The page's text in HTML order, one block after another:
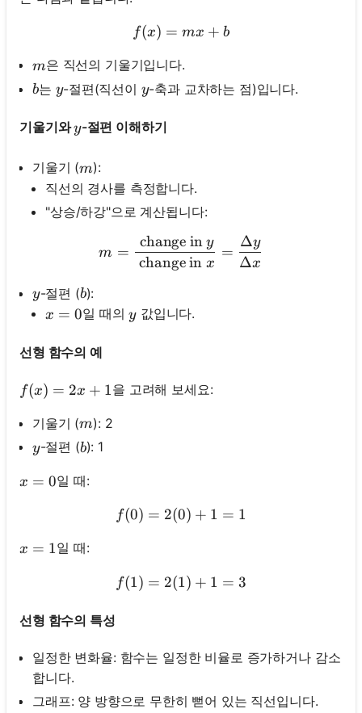
f(x)=m x+b
f(x) = mx + b
m
m은 직선의 기울기입니다.
b
b는 y
y-절편(직선이 y
y-축과 교차하는 점)입니다.
기울기와y
y-절편 이해하기
기울기 (m
m):
직선의 경사를 측정합니다.
"상승/하강"으로 계산됩니다:
m=\frac{\text { change
m =
change in x
change iny
=
Δx
Δy
y
y-절편 (b
b):
x=0
x = 0일 때의y
y 값입니다.
선형 함수의 예
f(x)=2 x+1
f(x) = 2x + 1을 고려해 보세요:
기울기 (m
m): 2
y
y-절편 (b
b): 1
x=0
x = 0일 때:
f(0)=2(0)+1=1
f(0) = 2(0) + 1 = 1
x=1
x = 1일 때:
f(1)=2(1)+1=3
f(1) = 2(1) + 1 = 3
선형 함수의 특성
일정한 변화율: 함수는 일정한 비율로 증가하거나 감소
합니다.
그래프: 양 방향으로 무한히 뻗어 있는 직선입니다.